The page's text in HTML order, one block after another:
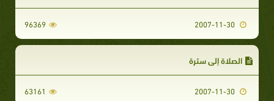
96369
الصلاة إلى سترة
63161